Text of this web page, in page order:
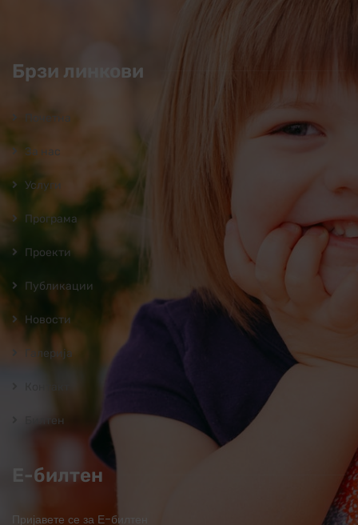
Брзи линкови
Почетна
За нас
Услуги
Програмa
Проекти
Публикации
Новости
Галерија
Билтен
Е-билтен
Пријавете се за Е-билтен